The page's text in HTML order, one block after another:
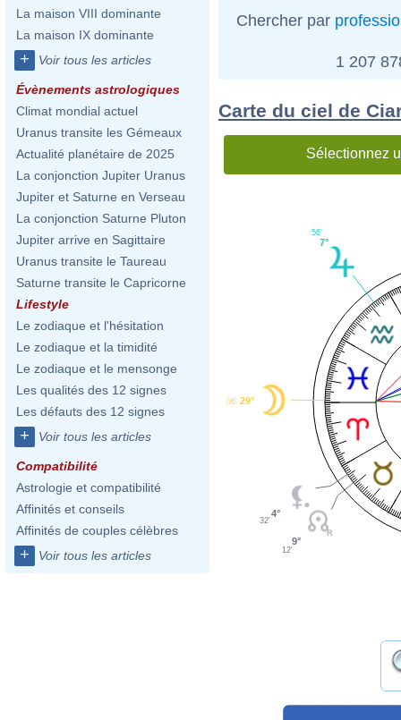
La maison VIII dominante
La maison IX dominante
+ Voir tous les articles
Évènements astrologiques
Climat mondial actuel
Uranus transite les Gémeaux
Actualité planétaire de 2025
La conjonction Jupiter Uranus
Jupiter et Saturne en Verseau
La conjonction Saturne Pluton
Jupiter arrive en Sagittaire
Uranus transite le Taureau
Saturne transite le Capricorne
Lifestyle
Le zodiaque et l'hésitation
Le zodiaque et la timidité
Le zodiaque et le mensonge
Les qualités des 12 signes
Les défauts des 12 signes
+ Voir tous les articles
Compatibilité
Astrologie et compatibilité
Affinités et conseils
Affinités de couples célèbres
+ Voir tous les articles
Chercher par
1 207
Carte du ciel de
Sélectionnez
7°
56'
29°
06'
4°
32'
9°
12'